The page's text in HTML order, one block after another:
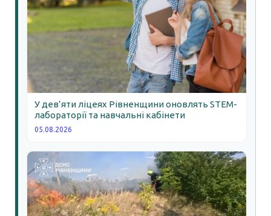
У дев’яти ліцеях Рівненщини оновлять STEM-
лабораторії та навчальні кабінети
05.08.2026